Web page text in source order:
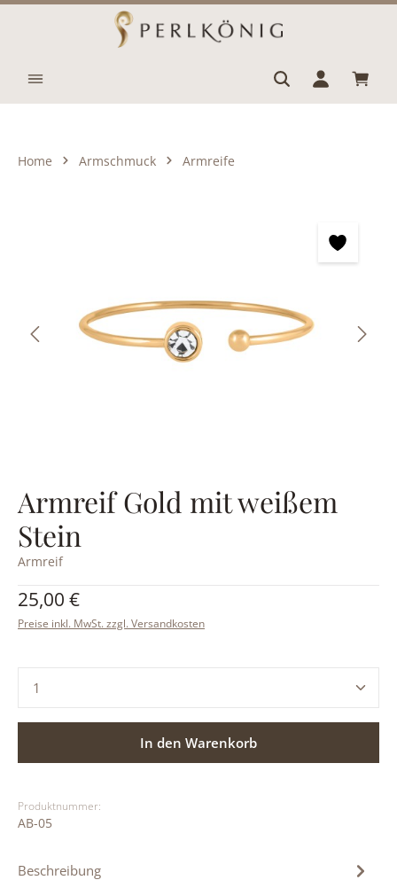
Zum Hauptinhalt springen
Home Armschmuck Armreife
Armreif Gold mit weißem
Stein
Armreif
Regulärer Preis:
25,00 €
Preise inkl. MwSt. zzgl. Versandkosten
Produkt Anzahl: Gib den gewünschten Wert ein
In den Warenkorb
Produktnummer:
AB-05
Beschreibung